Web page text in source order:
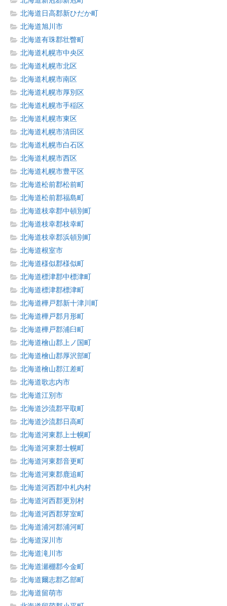
北海道日高郡新ひだか町
北海道旭川市
北海道有珠郡壮瞥町
北海道札幌市中央区
北海道札幌市北区
北海道札幌市南区
北海道札幌市厚別区
北海道札幌市手稲区
北海道札幌市東区
北海道札幌市清田区
北海道札幌市白石区
北海道札幌市西区
北海道札幌市豊平区
北海道松前郡松前町
北海道松前郡福島町
北海道枝幸郡中頓別町
北海道枝幸郡枝幸町
北海道枝幸郡浜頓別町
北海道根室市
北海道様似郡様似町
北海道標津郡中標津町
北海道標津郡標津町
北海道樺戸郡新十津川町
北海道樺戸郡月形町
北海道樺戸郡浦臼町
北海道檜山郡上ノ国町
北海道檜山郡厚沢部町
北海道檜山郡江差町
北海道歌志内市
北海道江別市
北海道沙流郡平取町
北海道沙流郡日高町
北海道河東郡上士幌町
北海道河東郡士幌町
北海道河東郡音更町
北海道河東郡鹿追町
北海道河西郡中札内村
北海道河西郡更別村
北海道河西郡芽室町
北海道浦河郡浦河町
北海道深川市
北海道滝川市
北海道瀬棚郡今金町
北海道爾志郡乙部町
北海道留萌市